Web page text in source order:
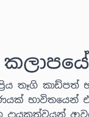
තෑගි කාඩ්පත්
දායකත්වයන්